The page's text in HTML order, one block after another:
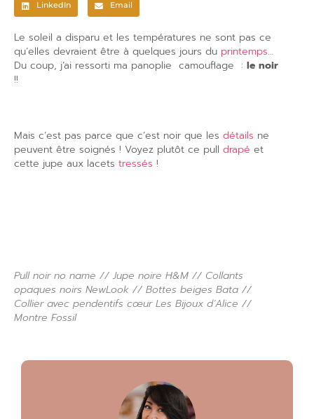
LinkedIn Email
Le soleil a disparu et les températures ne sont pas ce
qu’elles devraient être à quelques jours du printemps…
Du coup, j’ai ressorti ma panoplie camouflage : le noir
!!
Mais c’est pas parce que c’est noir que les détails ne
peuvent être soignés ! Voyez plutôt ce pull drapé et
cette jupe aux lacets tressés !
Pull noir no name // Jupe noire H&M // Collants
opaques noirs NewLook // Bottes beiges Bata //
Collier avec pendentifs cœur Les Bijoux d’Alice //
Montre Fossil